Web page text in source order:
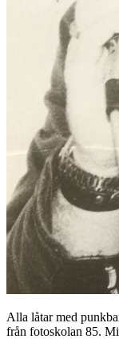
Alla låtar med
från fotoskolan 85.